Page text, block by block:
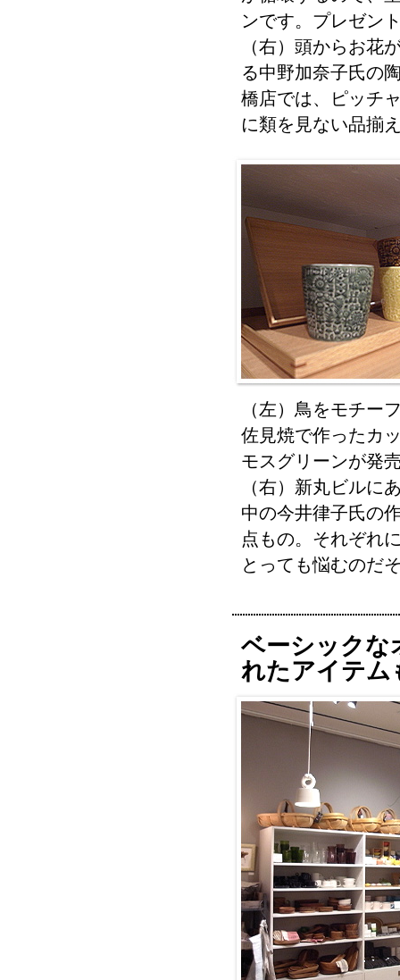
ンです。プレゼン
（右）頭からお花
る中野加奈子氏の
橋店では、ピッチ
に類を見ない品揃
（左）鳥をモチー
佐見焼で作ったカ
モスグリーンが発
（右）新丸ビルに
中の今井律子氏の
点もの。それぞれ
とっても悩むのだ
ベーシックな
れたアイテム